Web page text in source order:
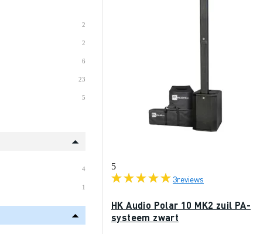
2
2
6
23
5
4
1
5
3reviews
HK Audio Polar 10 MK2 zuil PA-
systeem zwart